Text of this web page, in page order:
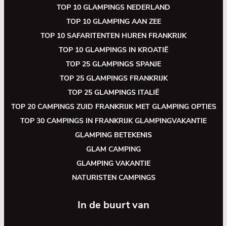
TOP 10 GLAMPINGS NEDERLAND
TOP 10 GLAMPING AAN ZEE
TOP 10 SAFARITENTEN HUREN FRANKRIJK
TOP 10 GLAMPINGS IN KROATIË
TOP 25 GLAMPINGS SPANJE
TOP 25 GLAMPINGS FRANKRIJK
TOP 25 GLAMPINGS ITALIË
TOP 20 CAMPINGS ZUID FRANKRIJK MET GLAMPING OPTIES
TOP 30 CAMPINGS IN FRANKRIJK GLAMPINGVAKANTIE
GLAMPING BETEKENIS
GLAM CAMPING
GLAMPING VAKANTIE
NATURISTEN CAMPINGS
In de buurt van